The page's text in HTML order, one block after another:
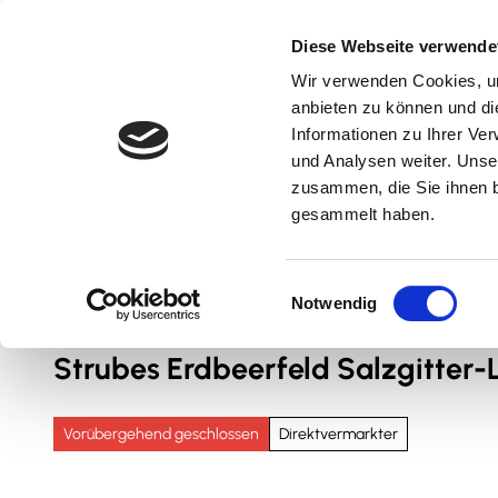
Diese Webseite
Wir verwenden Cookies,
anbieten zu können und
Informationen zu Ihrer
und Analysen weiter.
zusammen, die Sie ihnen
gesammelt haben.
i
w
l
l
Notwendig
Kultur & Erlebnis Kulinarik
Strubes Erdbeerfeld Salzgitter-
Vorübergehend geschlossen Direktvermarkter